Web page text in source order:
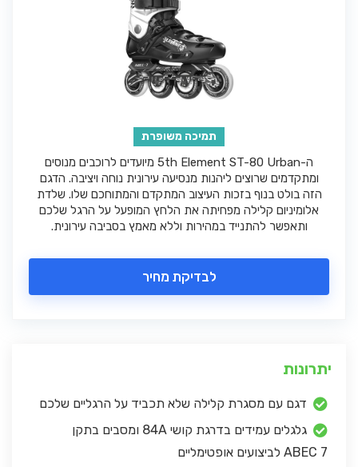
תמיכה משופרת
ה-5th Element ST-80 Urban מיועדים לרוכבים מנוסים
ומתקדמים שרוצים ליהנות מנסיעה עירונית נוחה ויציבה. הדגם
הזה בולט בנוף בזכות העיצוב המתקדם והמתוחכם שלו. שלדת
אלומיניום קלילה מפחיתה את הלחץ המופעל על הרגל שלכם
ותאפשר להתנייד במהירות וללא מאמץ בסביבה עירונית.
לבדיקת מחיר
יתרונות
דגם עם מסגרת קלילה שלא תכביד על הרגליים שלכם
גלגלים עמידים בדרגת קושי 84A ומסבים בתקן
ABEC 7 לביצועים אופטימליים